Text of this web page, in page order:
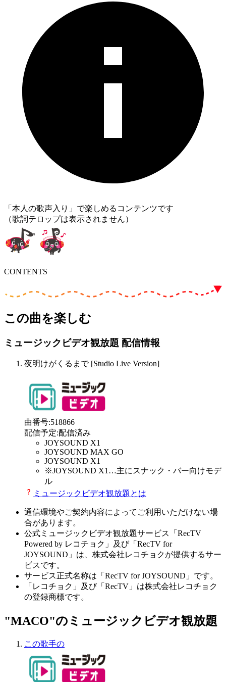
「本人の歌声入り」で楽しめるコンテンツです
（歌詞テロップは表示されません）
CONTENTS
この曲を楽しむ
ミュージックビデオ観放題 配信情報
夜明けがくるまで [Studio Live Version]
曲番号:518866
配信予定:配信済み
JOYSOUND X1
JOYSOUND MAX GO
JOYSOUND X1
※JOYSOUND X1 …主にスナック・バー向けモデ
ル
ミュージックビデオ観放題とは
通信環境やご契約内容によってご利用いただけない場
合があります。
公式ミュージックビデオ観放題サービス「RecTV
Powered by レコチョク」及び「RecTV for
JOYSOUND」は、株式会社レコチョクが提供するサー
ビスです。
サービス正式名称は「RecTV for JOYSOUND」です。
「レコチョク」及び「RecTV」は株式会社レコチョク
の登録商標です。
"MACO"のミュージックビデオ観放題
この歌手の